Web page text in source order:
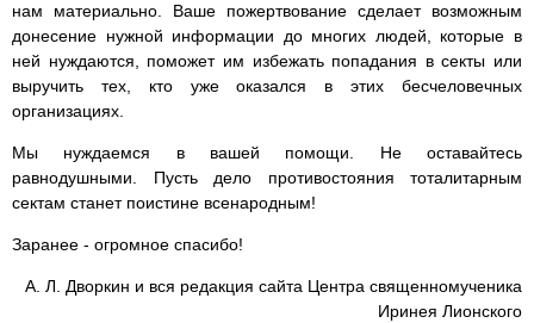
нам материально. Ваше пожертвование сделает возможным
донесение нужной информации до многих людей, которые в
ней нуждаются, поможет им избежать попадания в секты или
выручить тех, кто уже оказался в этих бесчеловечных
организациях.
Мы нуждаемся в вашей помощи. Не оставайтесь
равнодушными. Пусть дело противостояния тоталитарным
сектам станет поистине всенародным!
Заранее - огромное спасибо!
А. Л. Дворкин и вся редакция сайта Центра священномученика
Иринея Лионского